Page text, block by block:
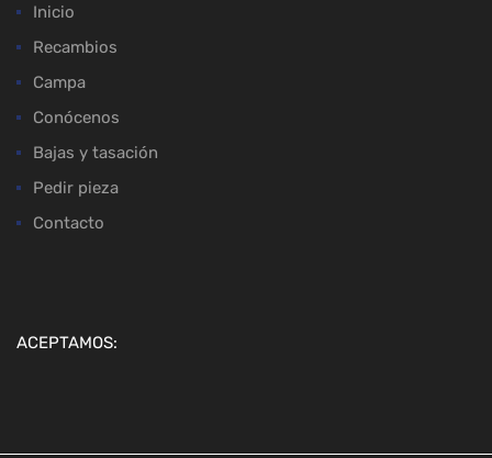
Inicio
Recambios
Campa
Conócenos
Bajas y tasación
Pedir pieza
Contacto
ACEPTAMOS: